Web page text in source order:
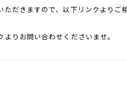
だきますので、以下リンクよりご
りお問い合わせくださいませ。